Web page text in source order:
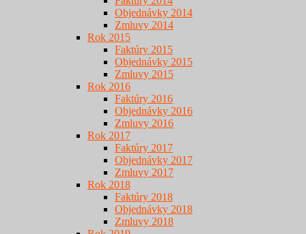
Objednávky 2014
Zmluvy 2014
Rok 2015
Faktúry 2015
Objednávky 2015
Zmluvy 2015
Rok 2016
Faktúry 2016
Objednávky 2016
Zmluvy 2016
Rok 2017
Faktúry 2017
Objednávky 2017
Zmluvy 2017
Rok 2018
Faktúry 2018
Objednávky 2018
Zmluvy 2018